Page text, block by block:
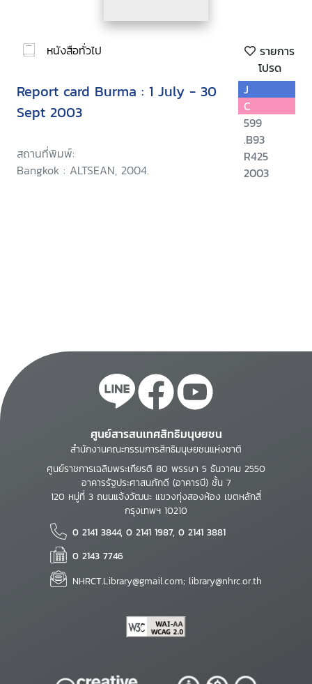
หนังสือทั่วไป
รายการ
โปรด
Report card Burma : 1 July - 30
Sept 2003
สถานที่พิมพ์:
Bangkok : ALTSEAN, 2004.
J
C
599
.B93
R425
2003
ศูนย์สารสนเทศสิทธิมนุษยชน
สำนักงานคณะกรรมการสิทธิมนุษยชนแห่งชาติ
ศูนย์ราชการเฉลิมพระเกียรติ 80 พรรษา 5 ธันวาคม 2550
อาคารรัฐประศาสนภักดี (อาคารบี) ชั้น 7
120 หมู่ที่ 3 ถนนแจ้งวัฒนะ แขวงทุ่งสองห้อง เขตหลักสี่
กรุงเทพฯ 10210
0 2141 3844, 0 2141 1987, 0 2141 3881
0 2143 7746
NHRCT.Library@gmail.com; library@nhrc.or.th